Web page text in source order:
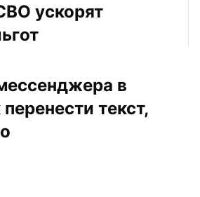
ускорят
в
текст,